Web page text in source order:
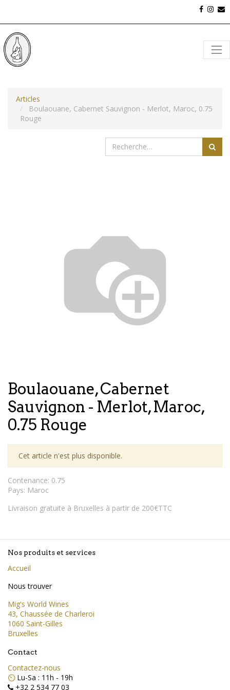
Articles
Boulaouane, Cabernet Sauvignon - Merlot, Maroc, 0.75
Rouge
Boulaouane, Cabernet
Sauvignon - Merlot, Maroc,
0.75 Rouge
Cet article n'est plus disponible.
Contenance: 0.75
Pays: Maroc
Livraison gratuite à Bruxelles à partir de 200€TTC
Nos produits et services
Accueil
Nous trouver
Mig's World Wines
43, Chaussée de Charleroi
1060 Saint-Gilles
Bruxelles
Contact
Contactez-nous
⏲️ Lu-Sa : 11h - 19h
+32 2 534 77 03